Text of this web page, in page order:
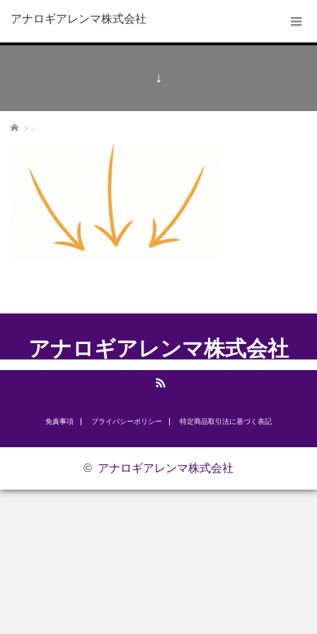
アナロギアレンマ株式会社
↓
ホーム ↓
アナロギアレンマ株式会社
免責事項 プライバシーポリシー ​特定商品取引法に基づく表記
© アナロギアレンマ株式会社